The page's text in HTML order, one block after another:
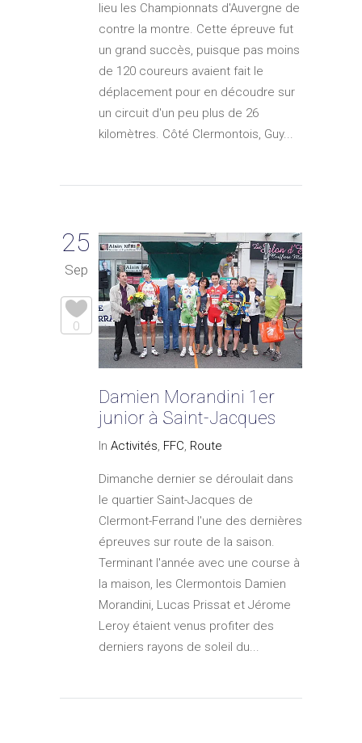
lieu les Championnats d'Auvergne de
contre la montre. Cette épreuve fut
un grand succès, puisque pas moins
de 120 coureurs avaient fait le
déplacement pour en découdre sur
un circuit d'un peu plus de 26
kilomètres. Côté Clermontois, Guy...
25
Sep
0
Damien Morandini 1er
junior à Saint-Jacques
In Activités, FFC, Route
Dimanche dernier se déroulait dans
le quartier Saint-Jacques de
Clermont-Ferrand l'une des dernières
épreuves sur route de la saison.
Terminant l'année avec une course à
la maison, les Clermontois Damien
Morandini, Lucas Prissat et Jérome
Leroy étaient venus profiter des
derniers rayons de soleil du...